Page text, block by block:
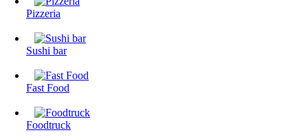
Pizzeria
Sushi bar
Fast Food
Foodtruck